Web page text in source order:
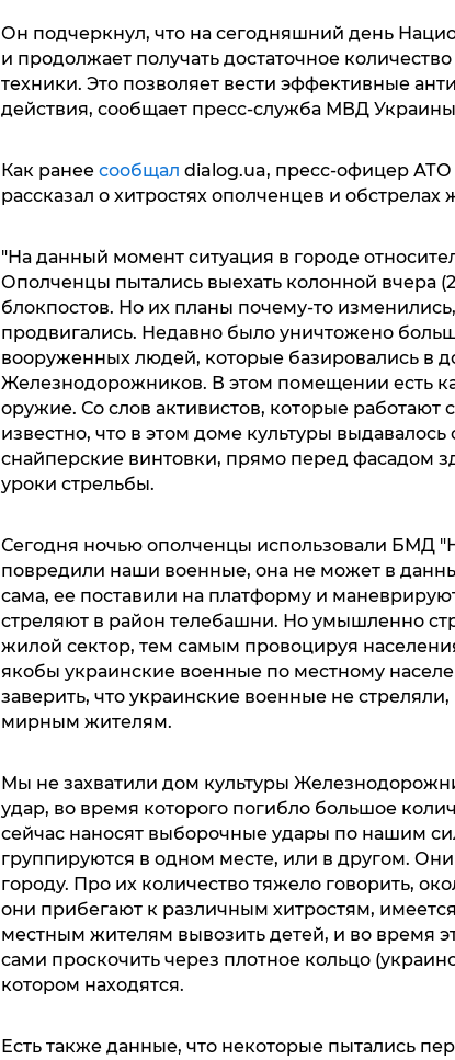
Он подчеркнул, что на сегодняшний день
и продолжает получать достаточное
техники. Это позволяет вести эффективные
действия, сообщает пресс-служба МВД
Как ранее сообщал dialog.ua, пресс-офицер
рассказал о хитростях ополченцев и
"На данный момент ситуация в городе
Ополченцы пытались выехать колонной вчера
блокпостов. Но их планы почему-то
продвигались. Недавно было уничтожено
вооруженных людей, которые базировались в
Железнодорожников. В этом помещении есть
оружие. Со слов активистов, которые работают
известно, что в этом доме культуры
снайперские винтовки, прямо перед фасадом
уроки стрельбы.
Сегодня ночью ополченцы использовали БМД
повредили наши военные, она не может в
сама, ее поставили на платформу и
стреляют в район телебашни. Но умышленно
жилой сектор, тем самым провоцируя
якобы украинские военные по местному
заверить, что украинские военные не стреляли,
мирным жителям.
Мы не захватили дом культуры
удар, во время которого погибло большое
сейчас наносят выборочные удары по нашим
группируются в одном месте, или в другом.
городу. Про их количество тяжело говорить,
они прибегают к различным хитростям,
местным жителям вывозить детей, и во время
сами проскочить через плотное кольцо
котором находятся.
Есть также данные, что некоторые пытались